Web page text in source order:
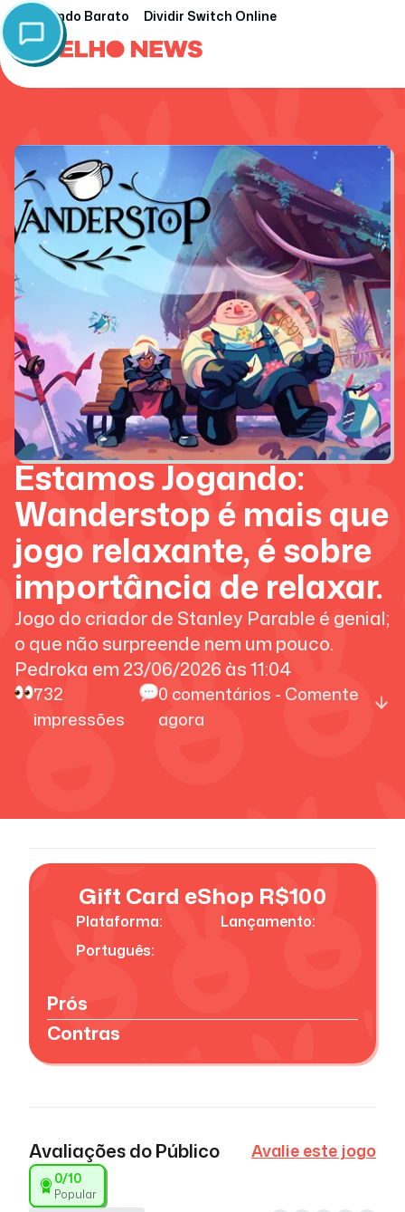
Nintendo Barato Dividir Switch Online
Estamos Jogando:
Wanderstop é mais que
jogo relaxante, é sobre
importância de relaxar.
Jogo do criador de Stanley Parable é genial;
o que não surpreende nem um pouco.
Pedroka em 23/06/2026 às11:04
732
impressões
0 comentários - Comente
agora
Gift Card eShop R$100
Plataforma:
Lançamento:
Português:
Prós
Contras
Avaliações do Público Avalie este jogo
0/10
Popular